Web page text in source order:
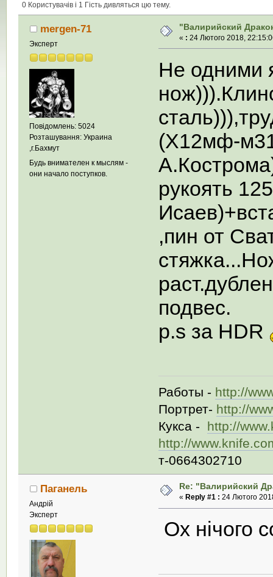
0 Користувачів і 1 Гість дивляться цю тему.
mergen-71
Эксперт
Повідомлень: 5024
Розташування: Украина
,г.Бахмут
Будь внимателен к мыслям -
они начало поступков.
"Валирийский
« : 24 Лютого 2018,
Не одними
(Х12мф-
рукоять
,пин от
подвес.
p.s за HDR
Работы - http://
Портрет- http://
Кукса - http://
http://
т-0664302710
Паганель
Андрій
Эксперт
Re: "Валирийский
« Reply #1 : 24 Лютого
Ох нічого